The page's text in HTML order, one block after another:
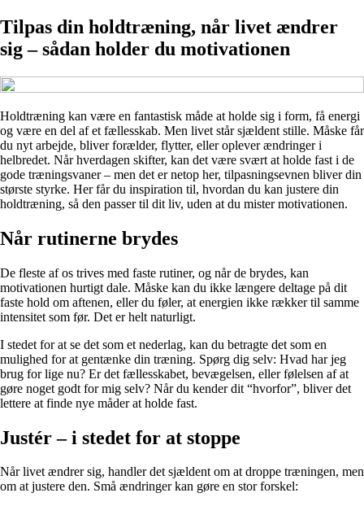
Tilpas din holdtræning, når livet ændrer
sig – sådan holder du motivationen
Holdtræning kan være en fantastisk måde at holde sig i form, få energi
og være en del af et fællesskab. Men livet står sjældent stille. Måske får
du nyt arbejde, bliver forælder, flytter, eller oplever ændringer i
helbredet. Når hverdagen skifter, kan det være svært at holde fast i de
gode træningsvaner – men det er netop her, tilpasningsevnen bliver din
største styrke. Her får du inspiration til, hvordan du kan justere din
holdtræning, så den passer til dit liv, uden at du mister motivationen.
Når rutinerne brydes
De fleste af os trives med faste rutiner, og når de brydes, kan
motivationen hurtigt dale. Måske kan du ikke længere deltage på dit
faste hold om aftenen, eller du føler, at energien ikke rækker til samme
intensitet som før. Det er helt naturligt.
I stedet for at se det som et nederlag, kan du betragte det som en
mulighed for at gentænke din træning. Spørg dig selv: Hvad har jeg
brug for lige nu? Er det fællesskabet, bevægelsen, eller følelsen af at
gøre noget godt for mig selv? Når du kender dit “hvorfor”, bliver det
lettere at finde nye måder at holde fast.
Justér – i stedet for at stoppe
Når livet ændrer sig, handler det sjældent om at droppe træningen, men
om at justere den. Små ændringer kan gøre en stor forskel: